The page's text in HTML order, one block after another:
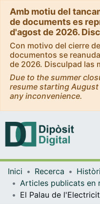
Amb motiu del
de documents es
d'agost de 2026.
Con motivo del cierre
documentos se
de 2026. Disculpad las
Due to the summer
resume starting
any inconvenience.
Inici Recerca